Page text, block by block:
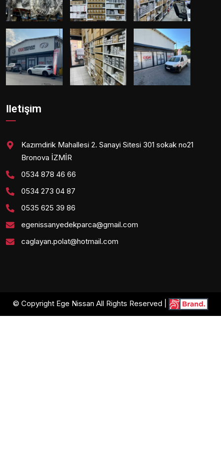
İletişim
Kazımdirik Mahallesi 2. Sanayi Sitesi 301 sokak no21
Bronova İZMİR
0534 878 46 66
0534 273 04 87
0535 625 39 86
egenissanyedekparca@gmail.com
caglayan.polat@hotmail.com
© Copyright Ege Nissan All Rights Reserved |